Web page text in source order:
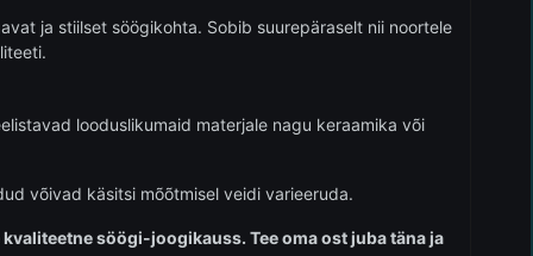
ja stiilset söögikohta. Sobib suurepäraselt nii noortele
looduslikumaid materjale nagu keraamika või
võivad käsitsi mõõtmisel veidi varieeruda.
söögi-joogikauss. Tee oma ost juba täna ja